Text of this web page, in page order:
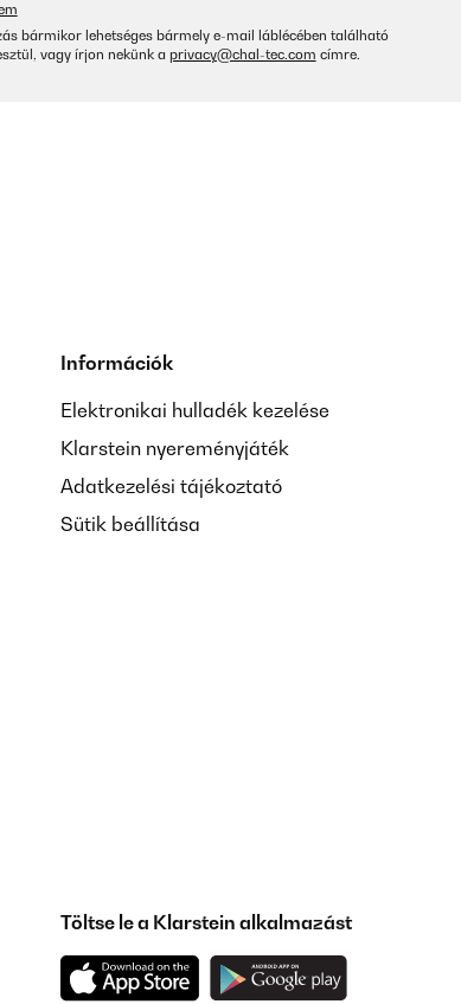
bármikor lehetséges bármely e-mail láblécében található
vagy írjon nekünk a privacy@chal-tec.com címre.
Információk
Elektronikai hulladék kezelése
Klarstein nyereményjáték
Adatkezelési tájékoztató
Sütik beállítása
Töltse le a Klarstein alkalmazást